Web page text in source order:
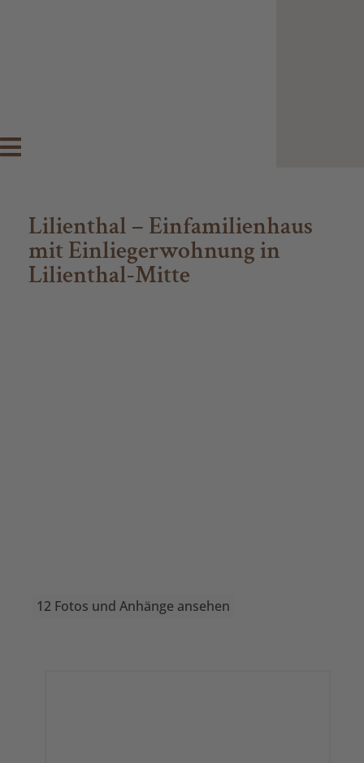
Lilienthal – Einfamilienhaus
mit Einliegerwohnung in
Lilienthal-Mitte
12 Fotos und Anhänge ansehen